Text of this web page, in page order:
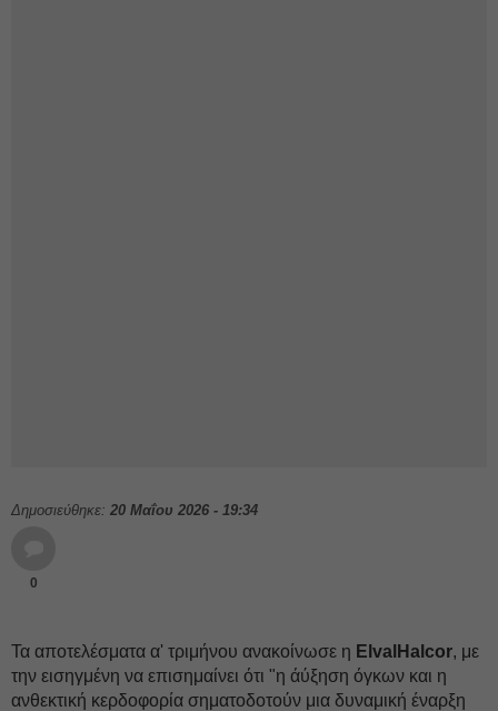
Δημοσιεύθηκε: 20 Μαΐου 2026 - 19:34
0
Τα αποτελέσματα α' τριμήνου ανακοίνωσε η ElvalHalcor, με
την εισηγμένη να επισημαίνει ότι "η άύξηση όγκων και η
ανθεκτική κερδοφορία σηματοδοτούν μια δυναμική έναρξη